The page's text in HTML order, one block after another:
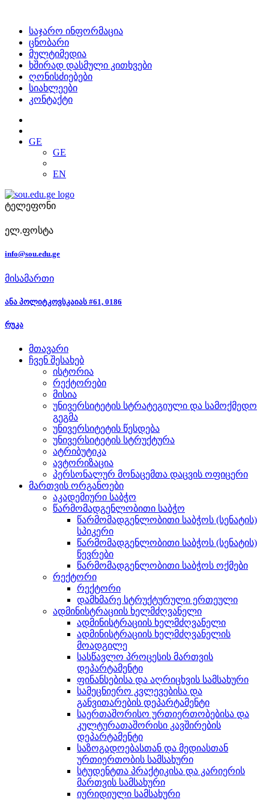
საჯარო ინფორმაცია
ცნობარი
მულტიმედია
ხშირად დასმული კითხვები
ღონისძიებები
სიახლეები
კონტაქტი
GE
GE
EN
ტელეფონი
ელ.ფოსტა
info@sou.edu.ge
მისამართი
ანა პოლიტკოვსკაიას #61, 0186
რუკა
მთავარი
ჩვენ შესახებ
ისტორია
რექტორები
მისია
უნივერსიტეტის სტრატეგიული და სამოქმედო
გეგმა
უნივერსიტეტის წესდება
უნივერსიტეტის სტრუქტურა
ატრიბუტიკა
ავტორიზაცია
პერსონალურ მონაცემთა დაცვის ოფიცერი
მართვის ორგანოები
აკადემიური საბჭო
წარმომადგენლობითი საბჭო
წარმომადგენლობითი საბჭოს (სენატის)
სპიკერი
წარმომადგენლობითი საბჭოს (სენატის)
წევრები
წარმომადგენლობითი საბჭოს ოქმები
რექტორი
რექტორი
დამხმარე სტრუქტურული ერთეული
ადმინისტრაციის ხელმძღვანელი
ადმინისტრაციის ხელმძღვანელი
ადმინისტრაციის ხელმძღვანელის
მოადგილე
სასწავლო პროცესის მართვის
დეპარტამენტი
ფინანსებისა და აღრიცხვის სამსახური
სამეცნიერო კვლევებისა და
განვითარების დეპარტამენტი
საერთაშორისო ურთიერთობებისა და
კულტურათაშორისი კავშირების
დეპარტამენტი
საზოგადოებასთან და მედიასთან
ურთიერთობის სამსახური
სტუდენტთა პრაქტიკისა და კარიერის
მართვის სამსახური
იურიდიული სამსახური